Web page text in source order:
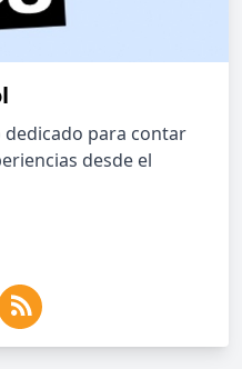
dedicado para contar
desde el